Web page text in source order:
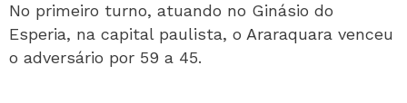
No primeiro turno, atuando no Ginásio do
Esperia, na capital paulista, o Araraquara venceu
o adversário por 59 a 45.